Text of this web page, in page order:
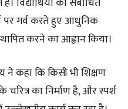
पर गर्व करते हुए आधुनिक
करने का आह्वान किया।
ने कहा कि किसी भी शिक्षण
चरित्र का निर्माण है, और स्पर्श